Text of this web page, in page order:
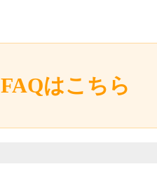
FAQはこちら